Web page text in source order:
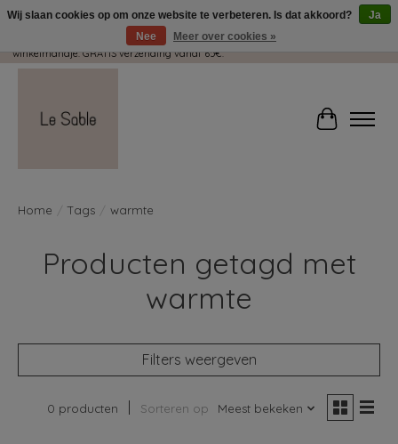
Wij pakken met plezier jouw kadootjes GRATIS in! Duid dit zeker aan in je
winkelmandje. GRATIS verzending vanaf 65€.
Home Tags warmte
Producten getagd met
warmte
Filters weergeven
0 producten Sorteren op Meest bekeken
Wij slaan cookies op om onze website te verbeteren. Is dat akkoord?
Ja
Nee
Meer over cookies »